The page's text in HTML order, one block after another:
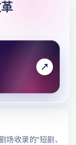
↗
场收录的“短剧、